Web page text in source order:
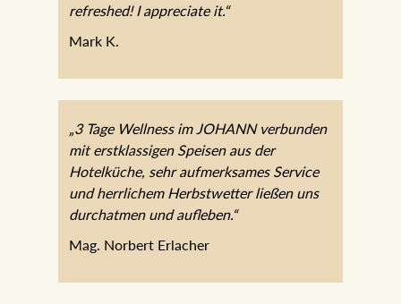
refreshed! I appreciate it.“
Mark K.
„3 Tage Wellness im JOHANN verbunden
mit erstklassigen Speisen aus der
Hotelküche, sehr aufmerksames Service
und herrlichem Herbstwetter ließen uns
durchatmen und aufleben.“
Mag. Norbert Erlacher